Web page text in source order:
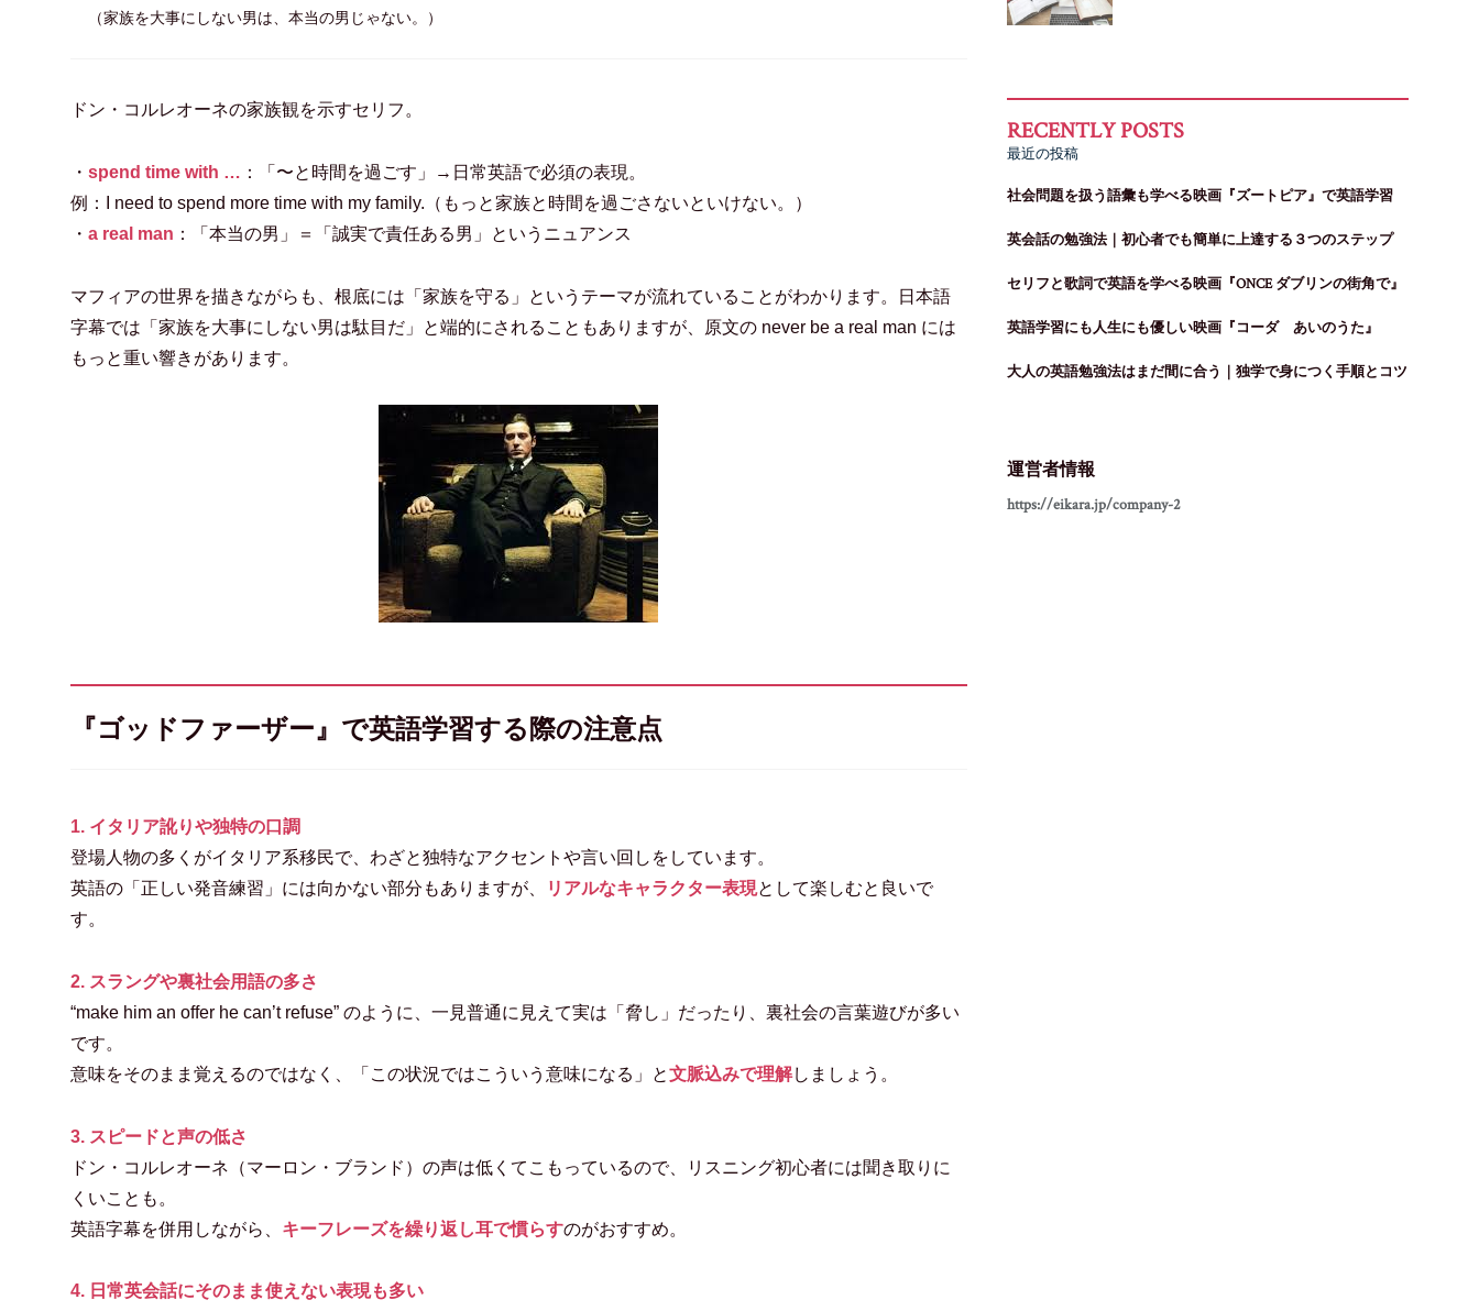
（家族を大事にしない男は、本当の男じゃない。）
ドン・コルレオーネの家族観を示すセリフ。
・ spend time with … ：「〜と時間を過ごす」→日常英語で必須の表現。
例：I need to spend more time with my family. （もっと家族と時間を過ごさないといけない。）
・ a real man ：「本当の男」＝「誠実で責任ある男」というニュアンス
マフィアの世界を描きながらも、根底には「家族を守る」というテーマが流れていることがわかります。日本語
字幕では「家族を大事にしない男は駄目だ」と端的にされることもありますが、原文の never be a real man には
もっと重い響きがあります。
『ゴッドファーザー』で英語学習する際の注意点
1. イタリア訛りや独特の口調
登場人物の多くがイタリア系移民で、わざと独特なアクセントや言い回しをしています。
英語の「正しい発音練習」には向かない部分もありますが、
リアルなキャラクター表現として楽しむと良いで
す。
2. スラングや裏社会用語の多さ
“make him an offer he can’t refuse” のように、一見普通に見えて実は「脅し」だったり、裏社会の言葉遊びが多い
です。
意味をそのまま覚えるのではなく、「この状況ではこういう意味になる」と文脈込みで理解しましょう。
3. スピードと声の低さ
ドン・コルレオーネ（マーロン・ブランド）の声は低くてこもっているので、リスニング初心者には聞き取りに
くいことも。
英語字幕を併用しながら、 キーフレーズを繰り返し耳で慣らすのがおすすめ。
4. 日常英会話にそのまま使えない表現も多い
最近の投稿
社会問題を扱う語彙も学べる映画『ズートピア』で英語学習
英会話の勉強法｜初心者でも簡単に上達する３つのステップ
セリフと歌詞で英語を学べる映画『ONCE ダブリンの街角で』
英語学習にも人生にも優しい映画『コーダ あいのうた』
大人の英語勉強法はまだ間に合う｜独学で身につく手順とコツ
運営者情報
https://eikara.jp/company-2